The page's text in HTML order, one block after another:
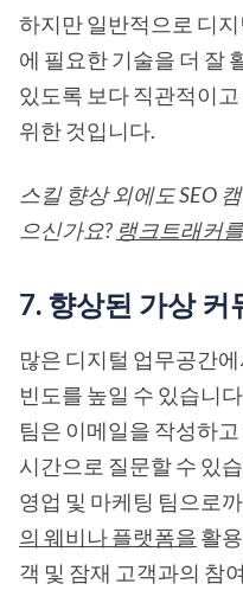
하지만 일반적으로 디
에 필요한 기술을 더 잘
있도록 보다 직관적이
위한 것입니다.
스킬 향상 외에도 SEO
으신가요? 랭크트래커를
7. 향상된 가상 커
많은 디지털 업무공간
빈도를 높일 수 있습니
팀은 이메일을 작성하
시간으로 질문할 수 있
영업 및 마케팅 팀으로
의 웨비나 플랫폼을 활
객 및 잠재 고객과의 참